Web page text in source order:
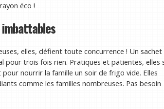
éco !
elles, défient toute concurrence ! Un sachet
pour trois fois rien. Pratiques et patientes, elles
nourrir la famille un soir de frigo vide. Elles
comme les familles nombreuses. Pas besoin